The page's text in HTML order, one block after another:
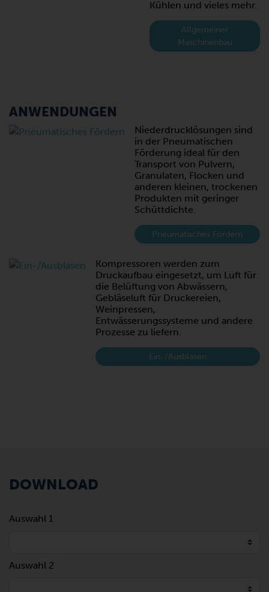
Kühlen und vieles mehr.
Allgemeiner
Maschinenbau
ANWENDUNGEN
Niederdrucklösungen sind
in der Pneumatischen
Förderung ideal für den
Transport von Pulvern,
Granulaten, Flocken und
anderen kleinen, trockenen
Produkten mit geringer
Schüttdichte.
Pneumatisches Fördern
Kompressoren werden zum
Druckaufbau eingesetzt, um Luft für
die Belüftung von Abwässern,
Gebläseluft für Druckereien,
Weinpressen,
Entwässerungssysteme und andere
Prozesse zu liefern.
Ein-/Ausblasen
DOWNLOAD
Auswahl 1
Auswahl 2